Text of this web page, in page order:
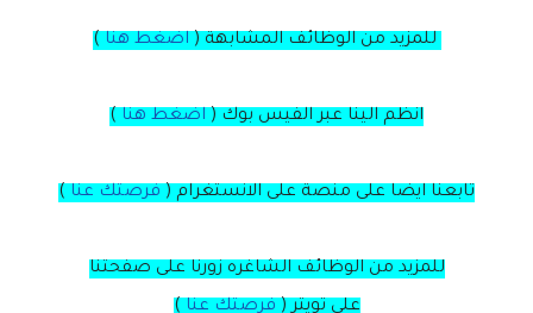
للمزيد من الوظائف المشابهة ( اضغط هنا )
انظم الينا عبر الفيس بوك ( اضغط هنا )
تابعنا ايضا على منصة على الانستغرام ( فرصتك عنا )
للمزيد من الوظائف الشاغره زورنا على صفحتنا
على تويتر( فرصتك عنا )